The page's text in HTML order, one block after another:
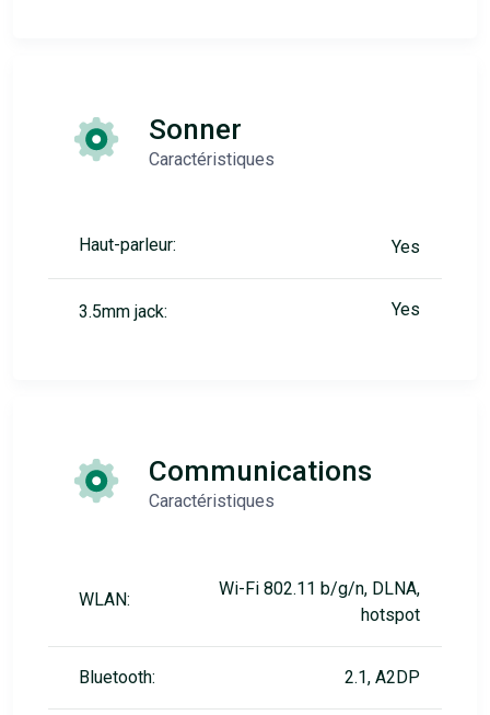
Sonner
Caractéristiques
Haut-parleur: Yes
3.5mm jack: Yes
Communications
Caractéristiques
WLAN:
Wi-Fi 802.11 b/g/n, DLNA,
hotspot
Bluetooth: 2.1, A2DP